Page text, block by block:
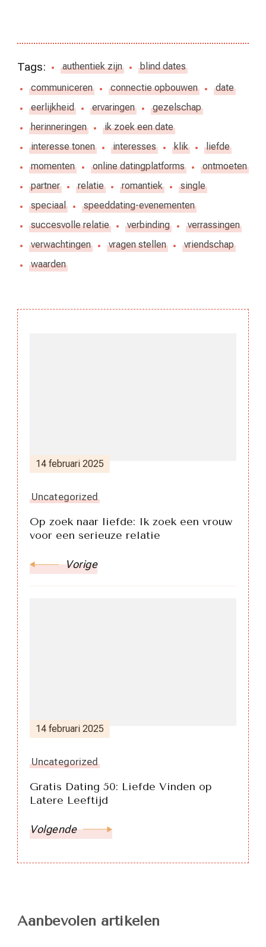
Tags: authentiek zijn
blind dates
communiceren
connectie opbouwen
date
eerlijkheid
ervaringen
gezelschap
herinneringen
ik zoek een date
interesse tonen
interesses klik
liefde
momenten
online datingplatforms
ontmoeten
partner
relatie romantiek
single
speciaal
speeddating-evenementen
succesvolle relatie
verbinding
verrassingen
verwachtingen
vragen stellen
vriendschap
waarden
14 februari 2025
Uncategorized
Op zoek naar liefde: Ik zoek een vrouw
voor een serieuze relatie
Vorige
14 februari 2025
Uncategorized
Gratis Dating 50: Liefde Vinden op
Latere Leeftijd
Volgende
Aanbevolen artikelen